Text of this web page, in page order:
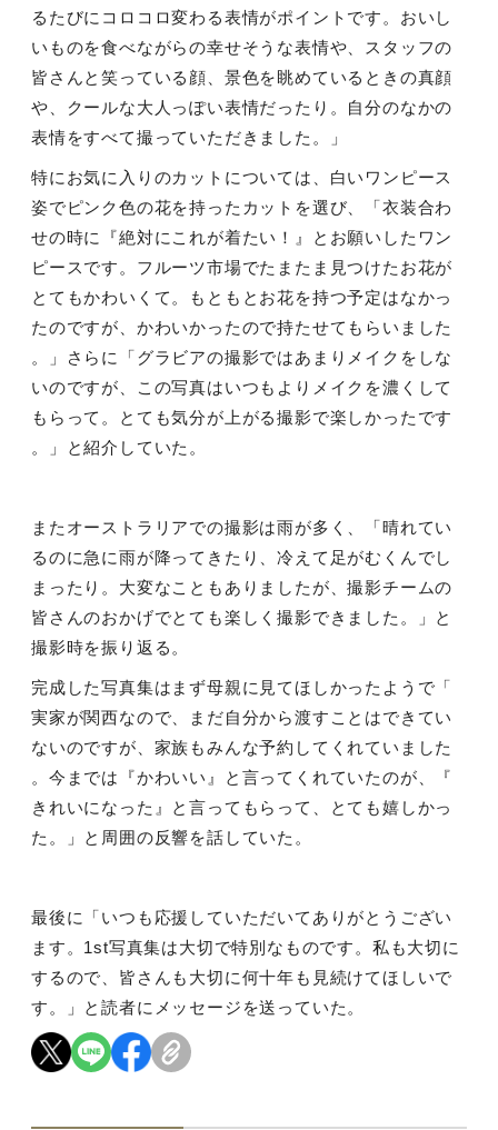
るたびにコロコロ変わる表情がポイントです。おいし
いものを食べながらの幸せそうな表情や、スタッフの
皆さんと笑っている顔、景色を眺めているときの真顔
や、クールな大人っぽい表情だったり。自分のなかの
表情をすべて撮っていただきました。」
特にお気に入りのカットについては、白いワンピース
姿でピンク色の花を持ったカットを選び、「衣装合わ
せの時に『絶対にこれが着たい！』とお願いしたワン
ピースです。フルーツ市場でたまたま見つけたお花が
とてもかわいくて。もともとお花を持つ予定はなかっ
たのですが、かわいかったので持たせてもらいました
。」さらに「グラビアの撮影ではあまりメイクをしな
いのですが、この写真はいつもよりメイクを濃くして
もらって。とても気分が上がる撮影で楽しかったです
。」と紹介していた。
またオーストラリアでの撮影は雨が多く、「晴れてい
るのに急に雨が降ってきたり、冷えて足がむくんでし
まったり。大変なこともありましたが、撮影チームの
皆さんのおかげでとても楽しく撮影できました。」と
撮影時を振り返る。
完成した写真集はまず母親に見てほしかったようで「
実家が関西なので、まだ自分から渡すことはできてい
ないのですが、家族もみんな予約してくれていました
。今までは『かわいい』と言ってくれていたのが、『
きれいになった』と言ってもらって、とても嬉しかっ
た。」と周囲の反響を話していた。
最後に「いつも応援していただいてありがとうござい
ます。 1st写真集は大切で特別なものです。私も大切に
するので、皆さんも大切に何十年も見続けてほしいで
す。」と読者にメッセージを送っていた。